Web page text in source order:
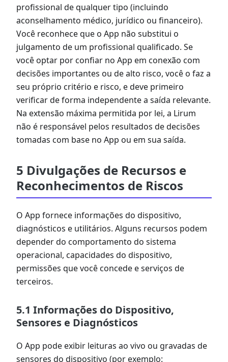
profissional de qualquer tipo (incluindo
aconselhamento médico, jurídico ou financeiro).
Você reconhece que o App não substitui o
julgamento de um profissional qualificado. Se
você optar por confiar no App em conexão com
decisões importantes ou de alto risco, você o faz a
seu próprio critério e risco, e deve primeiro
verificar de forma independente a saída relevante.
Na extensão máxima permitida por lei, a Lirum
não é responsável pelos resultados de decisões
tomadas com base no App ou em sua saída.
5 Divulgações de Recursos e
Reconhecimentos de Riscos
O App fornece informações do dispositivo,
diagnósticos e utilitários. Alguns recursos podem
depender do comportamento do sistema
operacional, capacidades do dispositivo,
permissões que você concede e serviços de
terceiros.
5.1 Informações do Dispositivo,
Sensores e Diagnósticos
O App pode exibir leituras ao vivo ou gravadas de
sensores do dispositivo (por exemplo: